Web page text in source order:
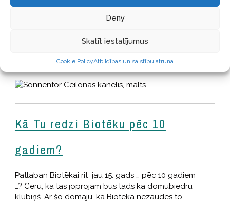
Deny
Skatīt iestatījumus
Cookie PolicyAtbildības un saistību atruna
nevaru iedomāties rīta kafiju. Manas TOP garšvielas! Un tieši šī
bagātākās.
Kā Tu redzi Biotēku pēc 10
gadiem?
Patlaban Biotēkai rit jau 15. gads … pēc 10 gadiem
…? Ceru, ka tas joprojām būs tāds kā domubiedru
klubiņš. Ar šo domāju, ka Biotēka nezaudēs to